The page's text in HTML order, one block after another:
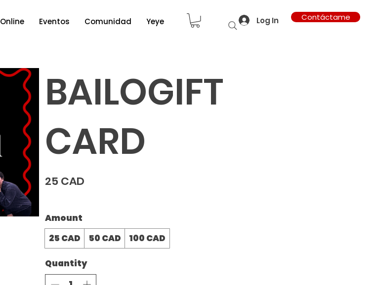
Online Eventos Comunidad Yeye Log In Contáctame
BAILOGIFT
CARD
25 CAD
Amount
25 CAD
50 CAD 100 CAD
Quantity